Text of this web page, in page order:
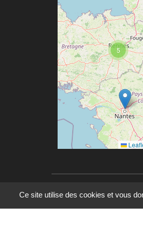
5
Ce site utilise des cookies et vous